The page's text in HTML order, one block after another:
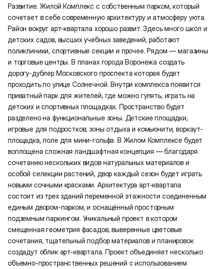
Развитие. Жилой Комплекс с собственным парком, который
сочетает в себе современную архитектуру и атмосферу уюта.
Район вокруг арт-квартала хорошо развит. Здесь много школ и
детских садов, высших учебных заведений, работают
поликлиники, спортивные секции и прочее. Рядом — магазины
и торговые центры. В планах города Воронежа создать
дорогу-дублер Московского проспекта которая будет
проходить по улице Солнечной. Внутри комплекса появится
приватный парк для жителей, где можно гулять, играть на
детских и спортивных площадках. Пространство будет
разделено на функциональные зоны. Детские площадки,
игровые для подростков, зоны отдыха и комьюнити, воркаут-
площадка, поле для мини-гольфа. В Жилом Комплексе будет
воплощена сложная ландшафтная концепция — благодаря
сочетанию нескольких видов натуральных материалов и
особой селекции растений, двор каждый сезон будет играть
новыми сочными красками. Архитектура арт-квартала
состоит из трех зданий переменной этажности соединенным
единым двором-парком, и оснащённый просторным
подземным паркингом. Уникальный проект в котором
смещенная геометрия фасадов, выверенные цветовые
сочетания, тщательный подбор материалов и планировок
создадут облик арт-квартала. Проект объединяет несколько
объемно-пространственных решений с использованием